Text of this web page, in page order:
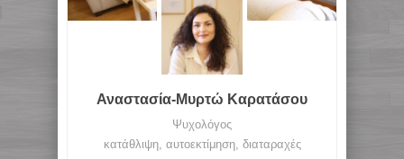
Αναστασία-Μυρτώ Καρατάσου
Ψυχολόγος
κατάθλιψη, αυτοεκτίμηση, διαταραχές